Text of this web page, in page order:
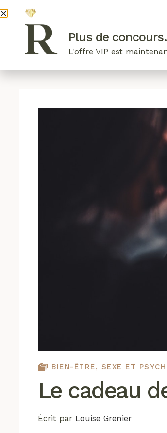
BIEN-ÊTRE, SEXE ET
Le cadeau
Écrit par Louise Grenier
Plus de
L'offre VIP est